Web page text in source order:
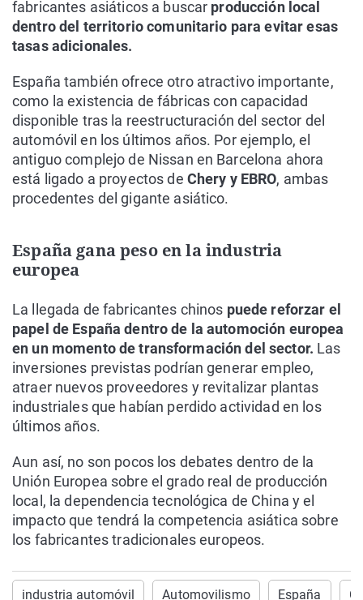
fabricantes asiáticos a buscar producción local
dentro del territorio comunitario para evitar esas
tasas adicionales.
España también ofrece otro atractivo importante,
como la existencia de fábricas con capacidad
disponible tras la reestructuración del sector del
automóvil en los últimos años. Por ejemplo, el
antiguo complejo de Nissan en Barcelona ahora
está ligado a proyectos de Chery y EBRO, ambas
procedentes del gigante asiático.
España gana peso en la industria
europea
La llegada de fabricantes chinos puede reforzar el
papel de España dentro de la automoción europea
en un momento de transformación del sector. Las
inversiones previstas podrían generar empleo,
atraer nuevos proveedores y revitalizar plantas
industriales que habían perdido actividad en los
últimos años.
Aun así, no son pocos los debates dentro de la
Unión Europea sobre el grado real de producción
local, la dependencia tecnológica de China y el
impacto que tendrá la competencia asiática sobre
los fabricantes tradicionales europeos.
industria automóvil Automovilismo España